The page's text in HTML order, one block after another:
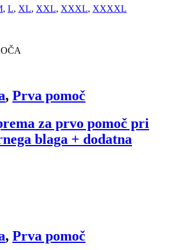
, L, XL, XXL, XXXL, XXXXL
, Prva pomoč
za prvo pomoč pri
blaga + dodatna
, Prva pomoč